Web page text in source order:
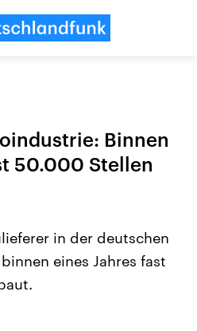
Binnen
50.000 Stellen
in der deutschen
eines Jahres fast